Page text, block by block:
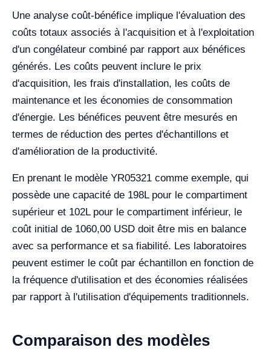
Une analyse coût-bénéfice implique l'évaluation des
coûts totaux associés à l'acquisition et à l'exploitation
d'un congélateur combiné par rapport aux bénéfices
générés. Les coûts peuvent inclure le prix
d'acquisition, les frais d'installation, les coûts de
maintenance et les économies de consommation
d'énergie. Les bénéfices peuvent être mesurés en
termes de réduction des pertes d'échantillons et
d'amélioration de la productivité.
En prenant le modèle YR05321 comme exemple, qui
possède une capacité de 198L pour le compartiment
supérieur et 102L pour le compartiment inférieur, le
coût initial de 1060,00 USD doit être mis en balance
avec sa performance et sa fiabilité. Les laboratoires
peuvent estimer le coût par échantillon en fonction de
la fréquence d'utilisation et des économies réalisées
par rapport à l'utilisation d'équipements traditionnels.
Comparaison des modèles